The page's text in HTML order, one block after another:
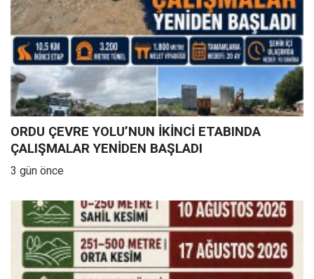
ORDU ÇEVRE YOLU’NUN İKİNCİ ETABINDA
ÇALIŞMALAR YENİDEN BAŞLADI
3 gün önce